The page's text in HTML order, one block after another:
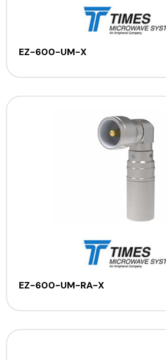
EZ-600-UM-X
EZ-600-UM-RA-X